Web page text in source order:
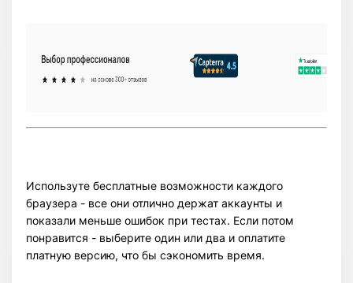
Используте бесплатные возможности каждого
браузера - все они отлично держат аккаунты и
показали меньше ошибок при тестах. Если потом
понравится - выберите один или два и оплатите
платную версию, что бы сэкономить время.